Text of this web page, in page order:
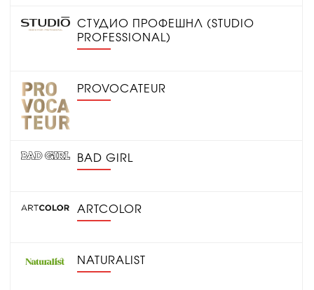
СТУДИО ПРОФЕШНЛ (STUDIO
PROFESSIONAL)
PROVOCATEUR
BAD GIRL
ARTCOLOR
NATURALIST